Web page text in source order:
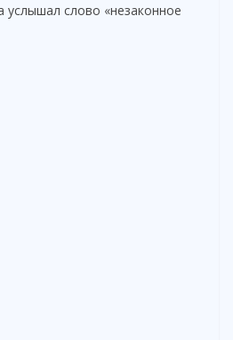
услышал слово «незаконное